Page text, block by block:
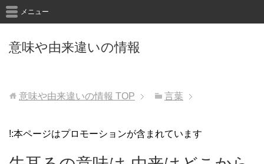
意味や由来違いの情報
メニュー
意味や由来違いの情報 TOP 言葉
!:本ページはプロモーションが含まれています